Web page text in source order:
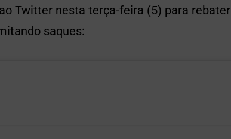
Twitter nesta terça-feira (5) para rebater
saques: